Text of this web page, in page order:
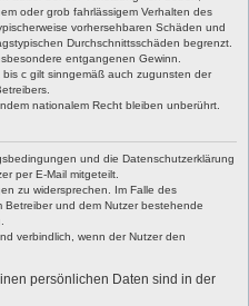
oder grob fahrlässigem Verhalten des
vorhersehbaren Schäden und
Durchschnittsschäden begrenzt.
entgangenen Gewinn.
c gilt sinngemäß auch zugunsten der
nationalem Recht bleiben unberührt.
und die Datenschutzerklärung
per E-Mail mitgeteilt.
zu widersprechen. Im Falle des
Betreiber und dem Nutzer bestehende
verbindlich, wenn der Nutzer den
persönlichen Daten sind in der